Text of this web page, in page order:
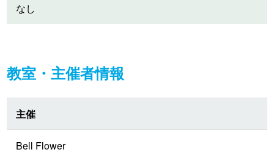
なし
教室・主催者情報
主催
Bell Flower